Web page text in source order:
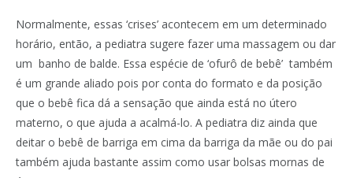
Normalmente, essas ‘crises’ acontecem em um determinado
horário, então, a pediatra sugere fazer uma massagem ou dar
um banho de balde. Essa espécie de ‘ofurô de bebê’ também
é um grande aliado pois por conta do formato e da posição
que o bebê fica dá a sensação que ainda está no útero
materno, o que ajuda a acalmá-lo. A pediatra diz ainda que
deitar o bebê de barriga em cima da barriga da mãe ou do pai
também ajuda bastante assim como usar bolsas mornas de